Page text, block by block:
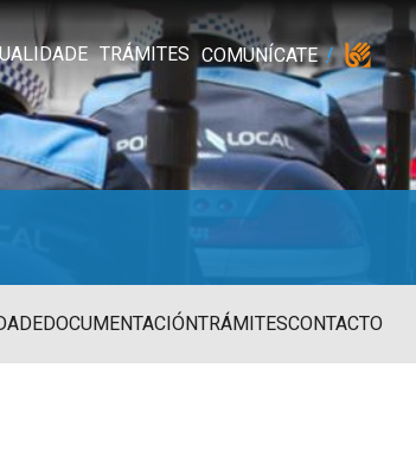
TRÁMITES COMUNÍCATE
DOCUMENTACIÓNTRÁMITESCONTACTO